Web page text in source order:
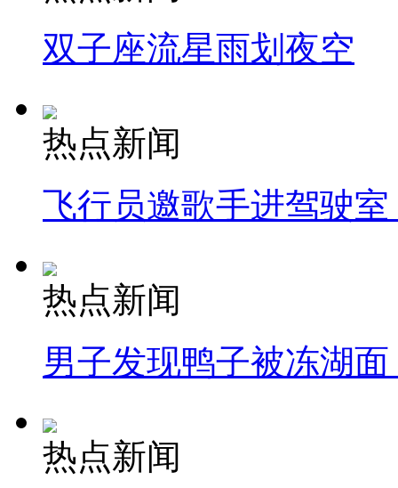
双子座流星雨划夜空
热点新闻
飞行员邀歌手进驾驶
热点新闻
男子发现鸭子被冻湖
热点新闻